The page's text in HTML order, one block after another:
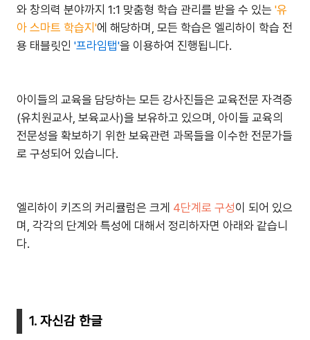
와 창의력 분야까지 1:1 맞춤형 학습 관리를 받을 수 있는 '유
아 스마트 학습지'에 해당하며, 모든 학습은 엘리하이 학습 전
용 태블릿인 '프라임탭'을 이용하여 진행됩니다.
아이들의 교육을 담당하는 모든 강사진들은 교육전문 자격증
(유치원교사, 보육교사)을 보유하고 있으며, 아이들 교육의
전문성을 확보하기 위한 보육관련 과목들을 이수한 전문가들
로 구성되어 있습니다.
엘리하이 키즈의 커리큘럼은 크게 4단계로 구성이 되어 있으
며, 각각의 단계와 특성에 대해서 정리하자면 아래와 같습니
다.
1. 자신감 한글